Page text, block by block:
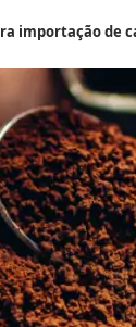
importação de